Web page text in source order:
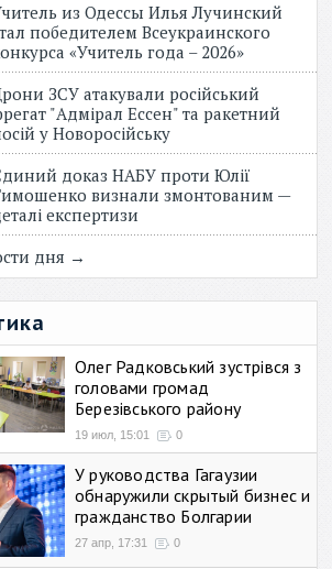
из Одессы Илья Лучинский
победителем Всеукраинского
«Учитель года – 2026»
ЗСУ атакували російський
"Адмірал Ессен" та ракетний
у Новоросійську
доказ НАБУ проти Юлії
визнали змонтованим —
експертизи
дня →
Олег Радковський зустрівся з
головами громад
Березівського району
19 июл, 15:01 0
У руководства Гагаузии
обнаружили скрытый бизнес и
гражданство Болгарии
27 апр, 17:31 0